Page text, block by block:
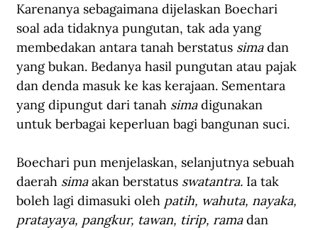
Karenanya sebagaimana dijelaskan Boechari
soal ada tidaknya pungutan, tak ada yang
membedakan antara tanah berstatus sima dan
yang bukan. Bedanya hasil pungutan atau pajak
dan denda masuk ke kas kerajaan. Sementara
yang dipungut dari tanah sima digunakan
untuk berbagai keperluan bagi bangunan suci.
Boechari pun menjelaskan, selanjutnya sebuah
daerah sima akan berstatus swatantra. Ia tak
boleh lagi dimasuki oleh patih, wahuta, nayaka,
pratayaya, pangkur, tawan, tirip, rama dan